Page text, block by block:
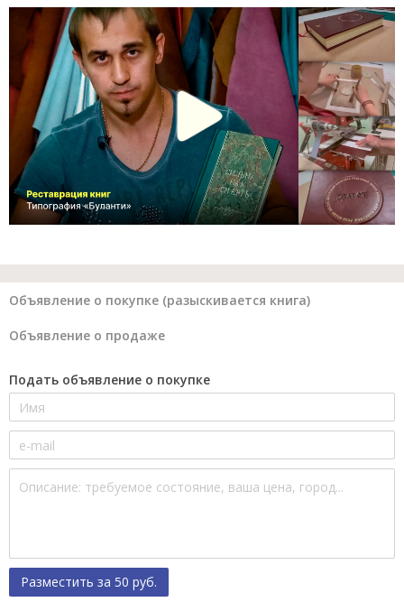
Объявление о покупке (разыскивается книга)
Объявление о продаже
Подать объявление о покупке
Разместить за 50 руб.